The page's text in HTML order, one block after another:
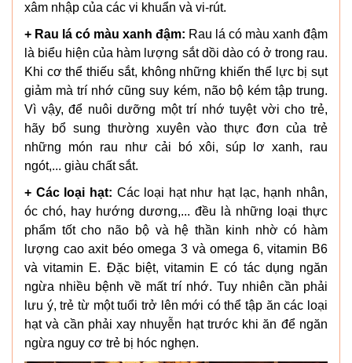
xâm nhập của các vi khuẩn và vi-rút.
+ Rau lá có màu xanh đậm: Rau lá có màu xanh đậm
là biểu hiện của hàm lượng sắt dồi dào có ở trong rau.
Khi cơ thể thiếu sắt, không những khiến thể lực bị sụt
giảm mà trí nhớ cũng suy kém, não bộ kém tập trung.
Vì vậy, để nuôi dưỡng một trí nhớ tuyệt vời cho trẻ,
hãy bổ sung thường xuyên vào thực đơn của trẻ
những món rau như cải bó xôi, súp lơ xanh, rau
ngót,... giàu chất sắt.
+ Các loại hạt: Các loại hạt như hạt lạc, hạnh nhân,
óc chó, hay hướng dương,... đều là những loại thực
phẩm tốt cho não bộ và hệ thần kinh nhờ có hàm
lượng cao axit béo omega 3 và omega 6, vitamin B6
và vitamin E. Đặc biệt, vitamin E có tác dụng ngăn
ngừa nhiều bệnh về mất trí nhớ. Tuy nhiên cần phải
lưu ý, trẻ từ một tuổi trở lên mới có thể tập ăn các loại
hạt và cần phải xay nhuyễn hạt trước khi ăn để ngăn
ngừa nguy cơ trẻ bị hóc nghẹn.